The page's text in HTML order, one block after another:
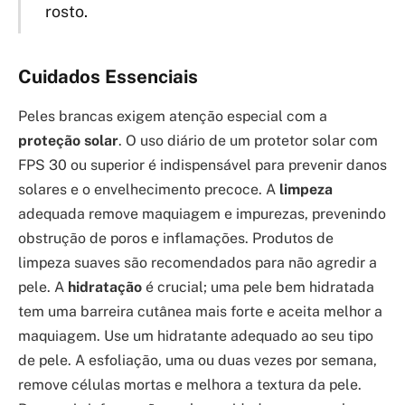
rosto.
Cuidados Essenciais
Peles brancas exigem atenção especial com a
proteção solar. O uso diário de um protetor solar com
FPS 30 ou superior é indispensável para prevenir danos
solares e o envelhecimento precoce. A limpeza
adequada remove maquiagem e impurezas, prevenindo
obstrução de poros e inflamações. Produtos de
limpeza suaves são recomendados para não agredir a
pele. A hidratação é crucial; uma pele bem hidratada
tem uma barreira cutânea mais forte e aceita melhor a
maquiagem. Use um hidratante adequado ao seu tipo
de pele. A esfoliação, uma ou duas vezes por semana,
remove células mortas e melhora a textura da pele.